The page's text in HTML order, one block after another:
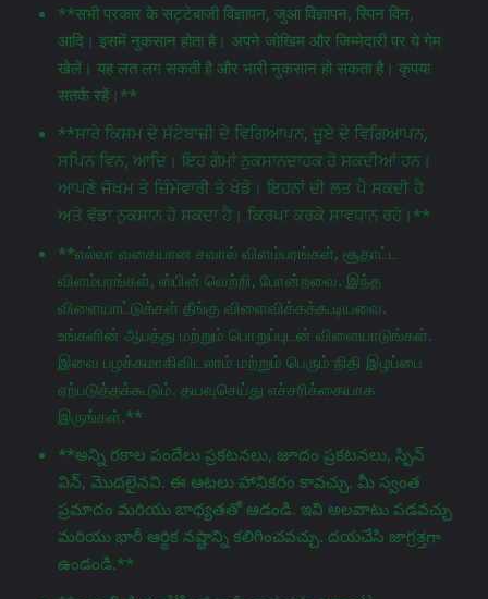
**सभी प्रकार के सट्टेबाजी विज्ञापन, जुआ विज्ञापन, स्पिन विन,
आदि। इसमें नुकसान होता है। अपने जोखिम और जिम्मेदारी पर ये गेम
खेलें। यह लत लग सकती है और भारी नुकसान हो सकता है। कृपया
सतर्क रहें।**
**ਸਾਰੇ ਕਿਸਮ ਦੇ ਸੱਟੇਬਾਜ਼ੀ ਦੇ ਵਿਗਿਆਪਨ, ਜੂਏ ਦੇ ਵਿਗਿਆਪਨ,
ਸਪਿਨ ਵਿਨ, ਆਦਿ। ਇਹ ਗੇਮਾਂ ਨੁਕਸਾਨਦਾਹਕ ਹੋ ਸਕਦੀਆਂ ਹਨ।
ਆਪਣੇ ਜੋਖਮ ਤੇ ਜ਼ਿੰਮੇਵਾਰੀ ਤੇ ਖੇਡੋ। ਇਹਨਾਂ ਦੀ ਲਤ ਪੈ ਸਕਦੀ ਹੈ
ਅਤੇ ਵੱਡਾ ਨੁਕਸਾਨ ਹੋ ਸਕਦਾ ਹੈ। ਕਿਰਪਾ ਕਰਕੇ ਸਾਵਧਾਨ ਰਹੋ।**
**எல்லா வகையான சவால் விளம்பரங்கள், சூதாட்ட
விளம்பரங்கள், ஸ்பின் வெற்றி, போன்றவை. இந்த
விளையாட்டுக்கள் தீங்கு விளைவிக்கக்கூடியவை.
உங்களின் ஆபத்து மற்றும் பொறுப்புடன் விளையாடுங்கள்.
இவை பழக்கமாகிவிடலாம் மற்றும் பெரும் நிதி இழப்பை
ஏற்படுத்தக்கூடும். தயவுசெய்து எச்சரிக்கையாக
இருங்கள்.**
**అన్ని రకాల పందేలు ప్రకటనలు, జూదం ప్రకటనలు, స్పిన్
విన్, మొదలైనవి. ఈ ఆటలు హానికరం కావచ్చు. మీ స్వంత
ప్రమాదం మరియు బాధ్యతతో ఆడండి. ఇవి అలవాటు పడవచ్చు
మరియు భారీ ఆర్థిక నష్టాన్ని కలిగించవచ్చు. దయచేసి జాగ్రತ್ತగా
ఉండండి.**